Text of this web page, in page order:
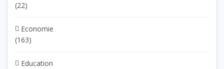
(22)
Economie
(163)
Education